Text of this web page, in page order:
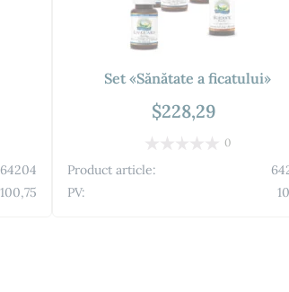
64204
100,75
Set «Sănătate a ficatului»
$228,29
0
Product article:
PV: